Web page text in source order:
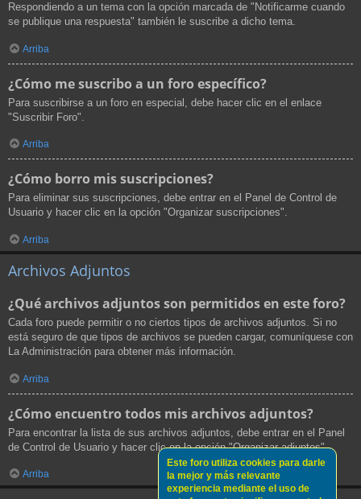
Respondiendo a un tema con la opción marcada de "Notificarme cuando
se publique una respuesta" también le suscribe a dicho tema.
Arriba
¿Cómo me suscribo a un foro específico?
Para suscribirse a un foro en especial, debe hacer clic en el enlace
"Suscribir Foro".
Arriba
¿Cómo borro mis suscripciones?
Para eliminar sus suscripciones, debe entrar en el Panel de Control de
Usuario y hacer clic en la opción "Organizar suscripciones".
Arriba
Archivos Adjuntos
¿Qué archivos adjuntos son permitidos en este foro?
Cada foro puede permitir o no ciertos tipos de archivos adjuntos. Si no
está seguro de que tipos de archivos se pueden cargar, comuníquese con
La Administración para obtener más información.
Arriba
¿Cómo encuentro todos mis archivos adjuntos?
Para encontrar la lista de sus archivos adjuntos, debe entrar en el Panel
de Control de Usuario y hacer clic en la opción "Organizar adjuntos".
Arriba
Este foro utiliza cookies para darle
la mejor y más relevante
experiencia mediante el uso de